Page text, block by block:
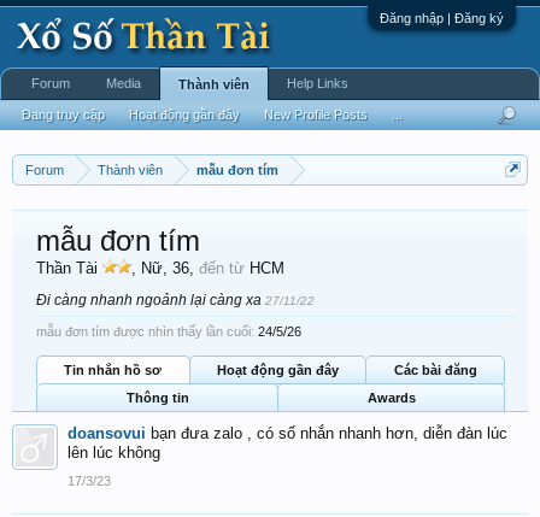
Đăng nhập | Đăng ký
Forum Thành viên mẫu đơn tím
mẫu đơn tím
Thần Tài , Nữ, 36, đến từ HCM
Đi càng nhanh ngoảnh lại càng xa 27/11/22
mẫu đơn tím được nhìn thấy lần cuối: 24/5/26
Tin nhắn hồ sơ Hoạt động gần đây
Các bài đăng
Thông tin
Awards
doansovui bạn đưa zalo , có số nhắn nhanh hơn, diễn đàn lúc
lên lúc không
17/3/23
Forum Media Thành viên
Đang truy cập Hoạt động gần đây New Profile Posts
Help Links